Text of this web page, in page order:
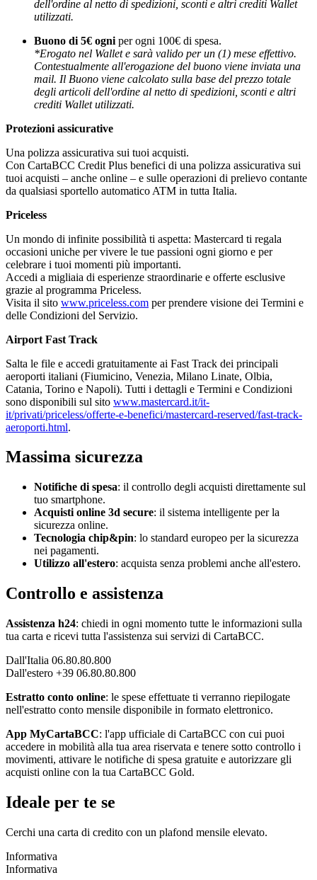
dell'ordine al netto di spedizioni, sconti e altri crediti Wallet
utilizzati.
Buono di 5€ ogni per ogni 100€ di spesa.
*Erogato nel Wallet e sarà valido per un (1) mese effettivo.
Contestualmente all'erogazione del buono viene inviata una
mail. Il Buono viene calcolato sulla base del prezzo totale
degli articoli dell'ordine al netto di spedizioni, sconti e altri
crediti Wallet utilizzati.
Protezioni assicurative
Una polizza assicurativa sui tuoi acquisti.
Con CartaBCC Credit Plus benefici di una polizza assicurativa sui
tuoi acquisti – anche online – e sulle operazioni di prelievo contante
da qualsiasi sportello automatico ATM in tutta Italia.
Priceless
Un mondo di infinite possibilità ti aspetta: Mastercard ti regala
occasioni uniche per vivere le tue passioni ogni giorno e per
celebrare i tuoi momenti più importanti.
Accedi a migliaia di esperienze straordinarie e offerte esclusive
grazie al programma Priceless.
Visita il sito www.priceless.com per prendere visione dei Termini e
delle Condizioni del Servizio.
Airport Fast Track
Salta le file e accedi gratuitamente ai Fast Track dei principali
aeroporti italiani (Fiumicino, Venezia, Milano Linate, Olbia,
Catania, Torino e Napoli). Tutti i dettagli e Termini e Condizioni
sono disponibili sul sito www.mastercard.it/it-
it/privati/priceless/offerte-e-benefici/mastercard-reserved/fast-track-
aeroporti.html.
Massima sicurezza
Notifiche di spesa: il controllo degli acquisti direttamente sul
tuo smartphone.
Acquisti online 3d secure: il sistema intelligente per la
sicurezza online.
Tecnologia chip&pin: lo standard europeo per la sicurezza
nei pagamenti.
Utilizzo all'estero: acquista senza problemi anche all'estero.
Controllo e assistenza
Assistenza h24: chiedi in ogni momento tutte le informazioni sulla
tua carta e ricevi tutta l'assistenza sui servizi di CartaBCC.
Dall'Italia 06.80.80.800
Dall'estero +39 06.80.80.800
Estratto conto online: le spese effettuate ti verranno riepilogate
nell'estratto conto mensile disponibile in formato elettronico.
App MyCartaBCC: l'app ufficiale di CartaBCC con cui puoi
accedere in mobilità alla tua area riservata e tenere sotto controllo i
movimenti, attivare le notifiche di spesa gratuite e autorizzare gli
acquisti online con la tua CartaBCC Gold.
Ideale per te se
Cerchi una carta di credito con un plafond mensile elevato.
Informativa
Informativa